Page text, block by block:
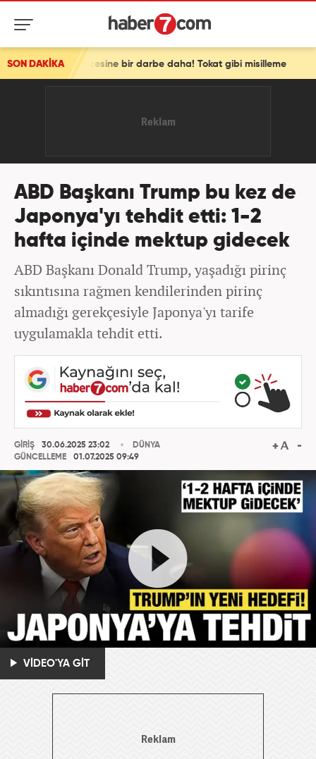
SON DAKİKA
vizesine bir darbe daha! Tokat gibi misilleme
ABD Başkanı Trump bu kez de
Japonya'yı tehdit etti: 1-2
hafta içinde mektup gidecek
ABD Başkanı Donald Trump, yaşadığı pirinç
sıkıntısına rağmen kendilerinden pirinç
almadığı gerekçesiyle Japonya'yı tarife
uygulamakla tehdit etti.
GİRİŞ
30.06.2025 23:02
GÜNCELLEME
01.07.2025 09:49
DÜNYA
VİDEO'YA GİT